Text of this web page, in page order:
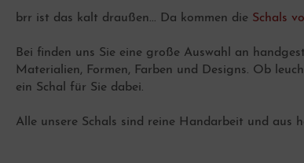
brr ist das kalt draußen... Da kommen die Schals
Bei finden uns Sie eine große Auswahl an
Materialien, Formen, Farben und Designs. Ob
ein Schal für Sie dabei.
Alle unsere Schals sind reine Handarbeit und aus
Taschen Bohostyle
Schnittmuster
und Zubehör für
16,00 bis 30,00 Euro